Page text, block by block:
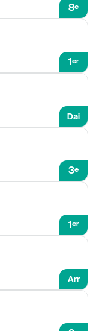
8e
1er
Dai
3e
1er
Arr